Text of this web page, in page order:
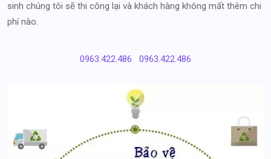
sinh chúng tôi sẽ thi công lại và khách hàng không mất thêm chi
phí nào.
0963.422.486 0963.422.486